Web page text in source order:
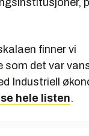
finner vi
som det var
Industriell
hele listen.